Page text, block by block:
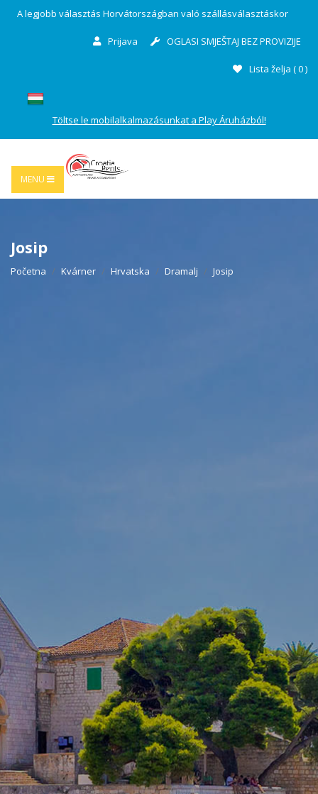
A legjobb választás Horvátországban való szállásválasztáskor
Prijava OGLASI SMJEŠTAJ BEZ PROVIZIJE
Lista želja (0)
Töltse le mobilalkalmazásunkat a Play Áruházból!
MENU
Josip
Početna Kvárner Hrvatska Dramalj Josip